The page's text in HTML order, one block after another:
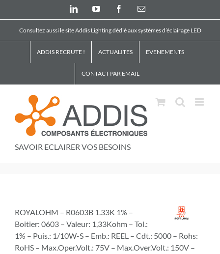
LinkedInYouTube FacebookEmail
Consultez aussi le site Addis Lighting dédié aux systèmes d’éclairage LED
ADDIS RECRUTE ! ACTUALITES EVENEMENTS
CONTACT PAR EMAIL
SAVOIR ECLAIRER VOS BESOINS
ROYALOHM – R0603B 1.33K 1% –
Boitier: 0603 – Valeur: 1,33Kohm – Tol.:
1% – Puis.: 1/10W-S – Emb.: REEL – Cdt.: 5000 – Rohs:
RoHS – Max.Oper.Volt.: 75V – Max.Over.Volt.: 150V –